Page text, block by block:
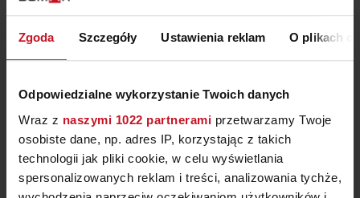
Zgoda Szczegóły Ustawienia reklam O plikach
Odpowiedzialne wykorzystanie Twoich danych
Wraz z naszymi 1022 partnerami przetwarzamy Twoje
osobiste dane, np. adres IP, korzystając z takich
technologii jak pliki cookie, w celu wyświetlania
spersonalizowanych reklam i treści, analizowania tychże,
KOSZ NA BIELIZNĘ BO
LAUNDRY BIN
ZAPYTAJ O CENĘ W SALONIE